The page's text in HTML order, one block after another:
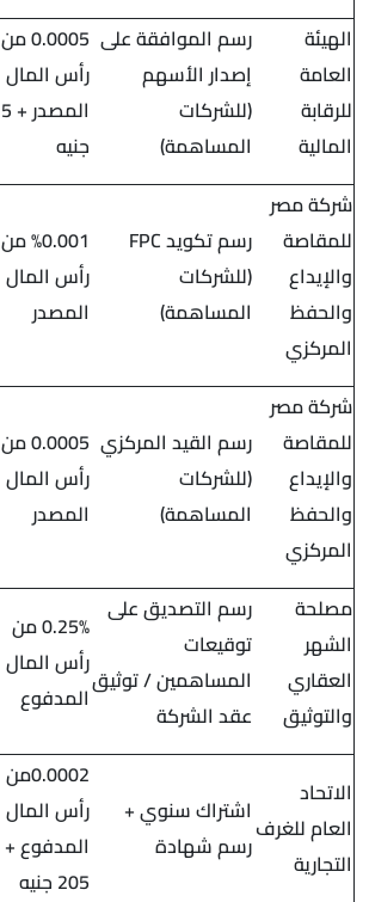
الهيئة
العامة
للرقابة
المالية
رسم الموافقة على
إصدار الأسهم
(للشركات
المساهمة)
0.0005 من
رأس المال
المصدر + 5
جنيه
شركة مصر
للمقاصة
والإيداع
والحفظ
المركزي
رسم تكويد FPC
(للشركات
المساهمة)
%0.001 من
رأس المال
المصدر
شركة مصر
للمقاصة
والإيداع
والحفظ
المركزي
رسم القيد المركزي
(للشركات
المساهمة)
0.0005 من
رأس المال
المصدر
مصلحة
الشهر
العقاري
والتوثيق
رسم التصديق على
توقيعات
المساهمين / توثيق
عقد الشركة
0.25% من
رأس المال
المدفوع
الاتحاد
العام للغرف
التجارية
اشتراك سنوي +
رسم شهادة
0.0002من
رأس المال
المدفوع +
205 جنيه